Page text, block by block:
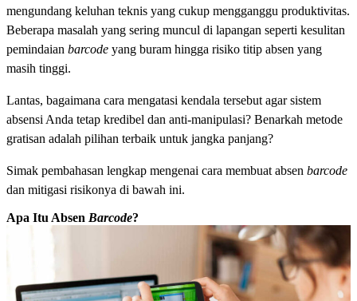
mengundang keluhan teknis yang cukup mengganggu produktivitas.
Beberapa masalah yang sering muncul di lapangan seperti kesulitan
pemindaian barcode yang buram hingga risiko titip absen yang
masih tinggi.
Lantas, bagaimana cara mengatasi kendala tersebut agar sistem
absensi Anda tetap kredibel dan anti-manipulasi? Benarkah metode
gratisan adalah pilihan terbaik untuk jangka panjang?
Simak pembahasan lengkap mengenai cara membuat absen barcode
dan mitigasi risikonya di bawah ini.
Apa Itu Absen Barcode?